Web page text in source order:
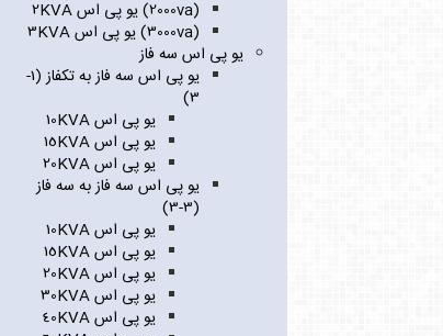
(2000va) یو پی اس 2KVA
(3000va) یو پی اس 3KVA
یو پی اس سه فاز
یو پی اس سه فاز به تکفاز (1-
3)
یو پی اس 10KVA
یو پی اس 15KVA
یو پی اس 20KVA
یو پی اس سه فاز به سه فاز
(3-3)
یو پی اس 10KVA
یو پی اس 15KVA
یو پی اس 20KVA
یو پی اس 30KVA
یو پی اس 40KVA